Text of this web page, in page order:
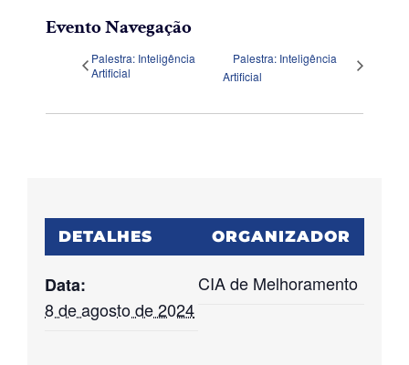
Evento Navegação
Palestra: Inteligência
Artificial
Palestra: Inteligência
Artificial
DETALHES
Data:
8 de agosto de 2024
ORGANIZADOR
CIA de Melhoramento